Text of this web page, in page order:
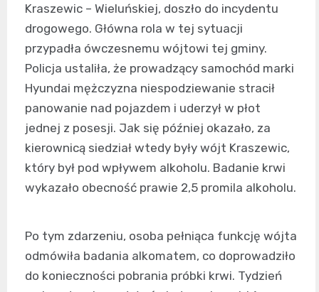
Kraszewic – Wieluńskiej, doszło do incydentu
drogowego. Główna rola w tej sytuacji
przypadła ówczesnemu wójtowi tej gminy.
Policja ustaliła, że prowadzący samochód marki
Hyundai mężczyzna niespodziewanie stracił
panowanie nad pojazdem i uderzył w płot
jednej z posesji. Jak się później okazało, za
kierownicą siedział wtedy były wójt Kraszewic,
który był pod wpływem alkoholu. Badanie krwi
wykazało obecność prawie 2,5 promila alkoholu.
Po tym zdarzeniu, osoba pełniąca funkcję wójta
odmówiła badania alkomatem, co doprowadziło
do konieczności pobrania próbki krwi. Tydzień